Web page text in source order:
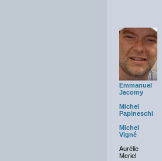
Emmanuel
Jacomy
Michel
Papineschi
Michel
Vigné
Aurélie
Meriel